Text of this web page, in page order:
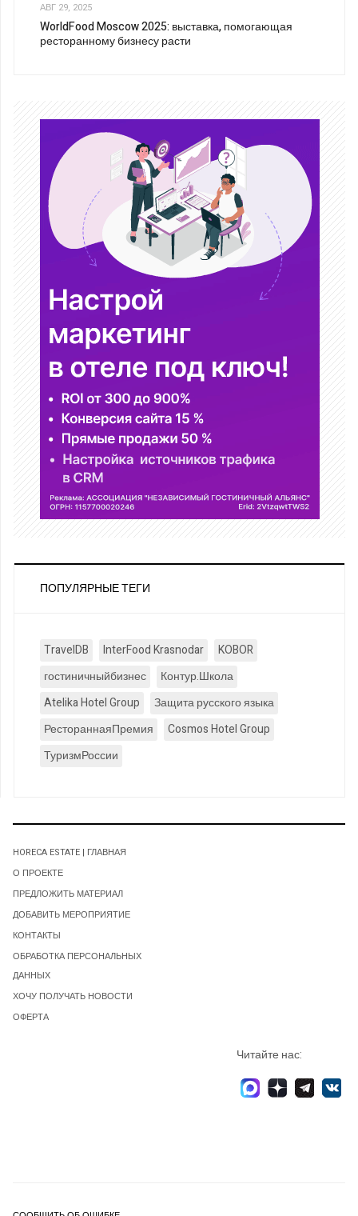
АВГ 29, 2025
WorldFood Moscow 2025: выставка, помогающая
ресторанному бизнесу расти
ПОПУЛЯРНЫЕ ТЕГИ
TravelDB InterFood Krasnodar
KOBOR
гостиничныйбизнес
Контур.Школа
Atelika Hotel Group
Защита русского языка
РестораннаяПремия
Cosmos Hotel Group
ТуризмРоссии
HORECA ESTATE | ГЛАВНАЯ
О ПРОЕКТЕ
ПРЕДЛОЖИТЬ МАТЕРИАЛ
ДОБАВИТЬ МЕРОПРИЯТИЕ
КОНТАКТЫ
ОБРАБОТКА ПЕРСОНАЛЬНЫХ
ДАННЫХ
ХОЧУ ПОЛУЧАТЬ НОВОСТИ
ОФЕРТА
Читайте нас: